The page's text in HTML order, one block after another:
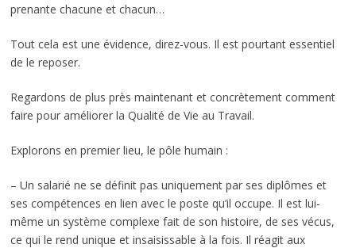
prenante chacune et chacun…
Tout cela est une évidence, direz-vous. Il est pourtant essentiel
de le reposer.
Regardons de plus près maintenant et concrètement comment
faire pour améliorer la Qualité de Vie au Travail.
Explorons en premier lieu, le pôle humain :
– Un salarié ne se définit pas uniquement par ses diplômes et
ses compétences en lien avec le poste qu’il occupe. Il est lui-
même un système complexe fait de son histoire, de ses vécus,
ce qui le rend unique et insaisissable à la fois. Il réagit aux